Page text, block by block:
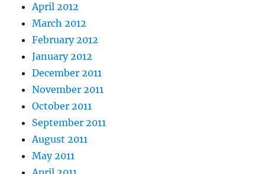
April 2012
March 2012
February 2012
January 2012
December 2011
November 2011
October 2011
September 2011
August 2011
May 2011